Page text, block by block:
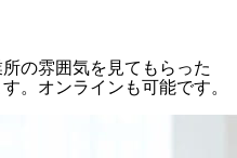
の雰囲気を見てもらった
。オンラインも可能です。